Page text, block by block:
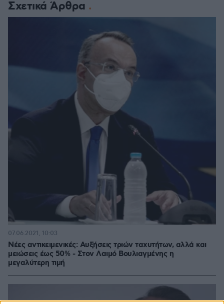
Σχετικά Άρθρα
Nέες αντικειμενικές: Αυξήσεις τριών ταχυτήτων, αλλά και
μειώσεις έως 50% - Στον Λαιμό Βουλιαγμένης η
μεγαλύτερη τιμή
07.06.2021, 10:03